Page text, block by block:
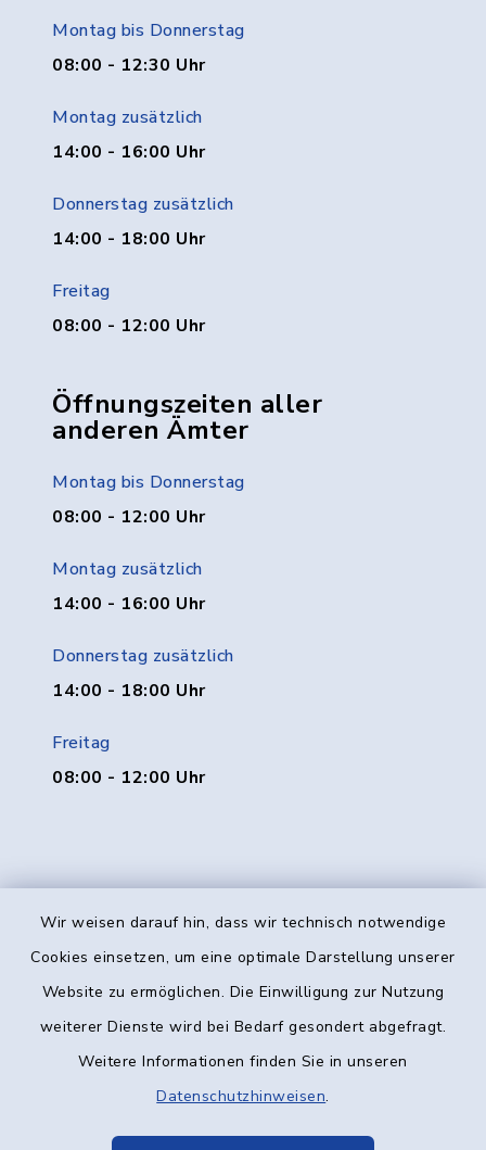
Wir weisen darauf hin, dass wir technisch notwendige
Cookies einsetzen, um eine optimale Darstellung unserer
Website zu ermöglichen. Die Einwilligung zur Nutzung
weiterer Dienste wird bei Bedarf gesondert abgefragt.
Weitere Informationen finden Sie in unseren
Datenschutzhinweisen.
Montag bis Donnerstag
08:00 - 12:30 Uhr
Montag zusätzlich
14:00 - 16:00 Uhr
Donnerstag zusätzlich
14:00 - 18:00 Uhr
Freitag
08:00 - 12:00 Uhr
Öffnungszeiten aller
anderen Ämter
Montag bis Donnerstag
08:00 - 12:00 Uhr
Montag zusätzlich
14:00 - 16:00 Uhr
Donnerstag zusätzlich
14:00 - 18:00 Uhr
Freitag
08:00 - 12:00 Uhr
Kontakt
Datenschutz